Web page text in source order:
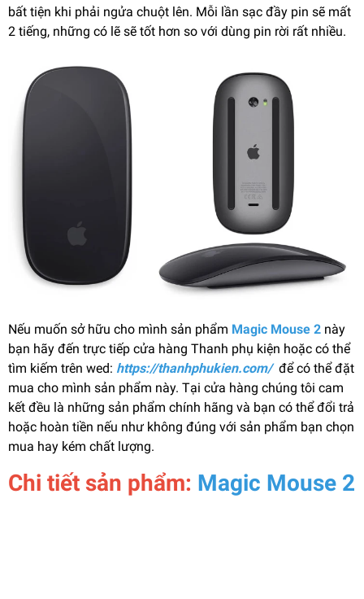
bất tiện khi phải ngửa chuột lên. Mỗi lần sạc đầy pin sẽ mất
2 tiếng, những có lẽ sẽ tốt hơn so với dùng pin rời rất nhiều.
Nếu muốn sở hữu cho mình sản phẩm Magic Mouse 2 này
bạn hãy đến trực tiếp cửa hàng Thanh phụ kiện hoặc có thể
tìm kiếm trên wed: https://thanhphukien.com/ để có thể đặt
mua cho mình sản phẩm này. Tại cửa hàng chúng tôi cam
kết đều là những sản phẩm chính hãng và bạn có thể đổi trả
hoặc hoàn tiền nếu như không đúng với sản phẩm bạn chọn
mua hay kém chất lượng.
Chi tiết sản phẩm: Magic Mouse 2